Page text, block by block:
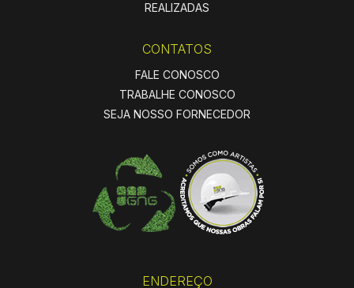
REALIZADAS
CONTATOS
FALE CONOSCO
TRABALHE CONOSCO
SEJA NOSSO FORNECEDOR
ENDEREÇO